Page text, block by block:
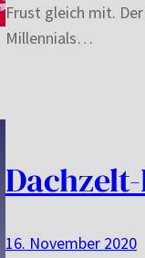
Frust gleich mit.
Millennials…
16. November 2020